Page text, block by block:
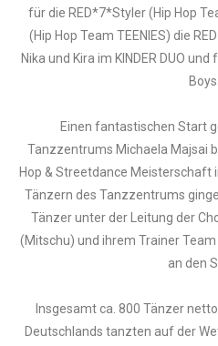
für die RED*7*Styler (Hip Hop
(Hip Hop Team TEENIES) die
Nika und Kira im KINDER DUO
Boys.
Einen fantastischen Start
Tanzzentrums Michaela Majsai
Hop & Streetdance Meisterschaft
Tänzern des Tanzzentrums
Tänzer unter der Leitung der
(Mitschu) und ihrem Trainer
an den
Insgesamt ca. 800 Tänzer
Deutschlands tanzten auf der